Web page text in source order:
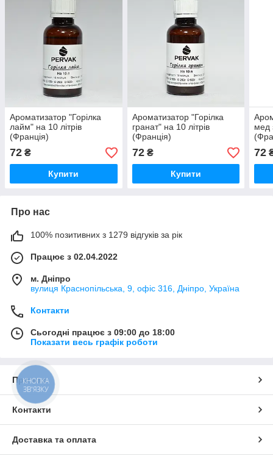
Ароматизатор "Горілка
лайм" на 10 літрів
(Франція)
72 ₴
Купити
Ароматизатор "Горілка
гранат" на 10 літрів
(Франція)
72₴
Купити
мед
72
Про нас
100% позитивних з 1279 відгуків за рік
Працює з 02.04.2022
м. Дніпро
вулиця Краснопільська, 9, офіс 316, Дніпро, Україна
Контакти
Сьогодні працює з 09:00 до 18:00
Показати весь графік роботи
Про нас
Контакти
Доставка та оплата
КНОПКА
ЗВ'ЯЗКУ